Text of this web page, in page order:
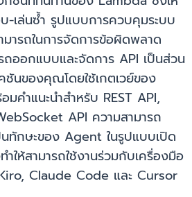
-เล่นซ้ำ รูปแบบการควบคุมระบบ
ารถในการจัดการข้อผิดพลาด
ออกแบบและจัดการ API เป็นส่วน
นของคุณโดยใช้เกตเวย์ของ
คำแนะนำสำหรับ REST API,
API ความสามารถ
นทักษะของ Agent ในรูปแบบเปิด
ำให้สามารถใช้งานร่วมกับเครื่องมือ
Claude Code และ Cursor